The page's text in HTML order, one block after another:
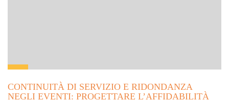
CONTINUITÀ DI SERVIZIO E RIDONDANZA
NEGLI EVENTI: PROGETTARE L’AFFIDABILITÀ